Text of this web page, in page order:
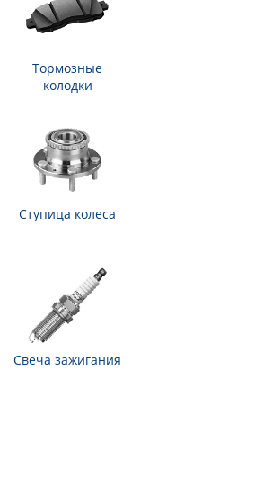
Тормозные
колодки
Ступица колеса
Свеча зажигания